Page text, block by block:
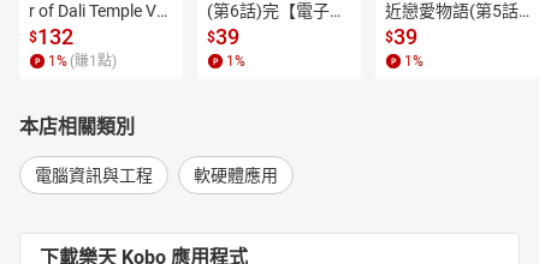
r of Dali Temple Vo
l.6【有聲書】
$132
1 % (賺1 點)
(第6話)完【電子
書】
$39
1 %
近戀愛物語(第5話)
【電子書】
$39
1 %
本店相關類別
電腦資訊與工程 軟硬體應用
下載樂天 Kobo 應用程式